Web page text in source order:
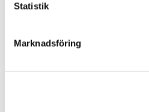
Statistik
Marknadsföring